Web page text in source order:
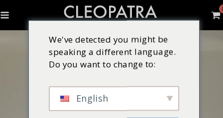
We've detected you might be
speaking a different language.
Do you want to change to:
English